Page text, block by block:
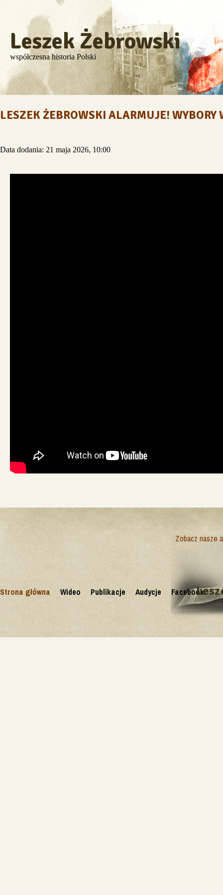
Leszek Żebrowski
współczesna historia Polski
LESZEK ŻEBROWSKI ALARMUJE!
Data dodania: 21 maja 2026, 10:00
Strona główna Wideo Publikacje Audycje Facebook
Zobacz nasze